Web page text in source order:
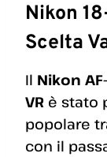
Nikon
Scelta
Il Nikon
VR è stato
popolare
con il